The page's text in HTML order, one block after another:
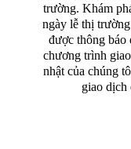
trường. Khám
ngày lễ thị
được thông báo
chương trình
nhật của chúng
giao dịch